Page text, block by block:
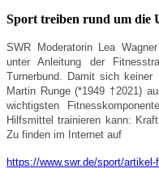
Sport treiben rund um die
SWR Moderatorin Lea
unter Anleitung der
Turnerbund. Damit sich keiner
Martin Runge(*1949 †2021)
wichtigsten
Hilfsmittel trainieren kann:
Zu finden im Internet auf
https://www.swr.de/sport/